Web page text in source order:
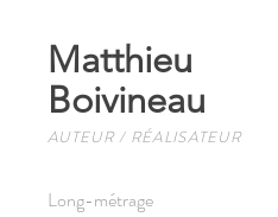
Long-métrage
Matthieu
Boivineau
AUTEUR / RÉALISATEUR